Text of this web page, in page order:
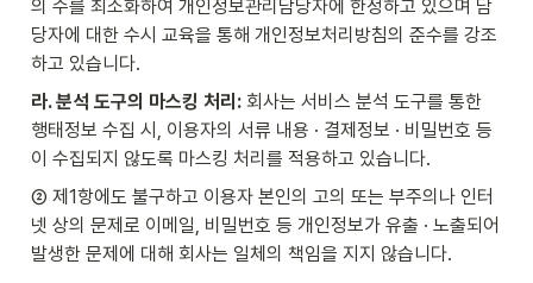
의 수를 최소화하여 개인정보관리담당자에 한정하고 있으며 담
당자에 대한 수시 교육을 통해 개인정보처리방침의 준수를 강조
하고 있습니다.
라. 분석 도구의 마스킹 처리: 회사는 서비스 분석 도구를 통한
행태정보 수집 시, 이용자의 서류 내용 · 결제정보 · 비밀번호 등
이 수집되지 않도록 마스킹 처리를 적용하고 있습니다.
② 제1항에도 불구하고 이용자 본인의 고의 또는 부주의나 인터
넷 상의 문제로 이메일, 비밀번호 등 개인정보가 유출 · 노출되어
발생한 문제에 대해 회사는 일체의 책임을 지지 않습니다.